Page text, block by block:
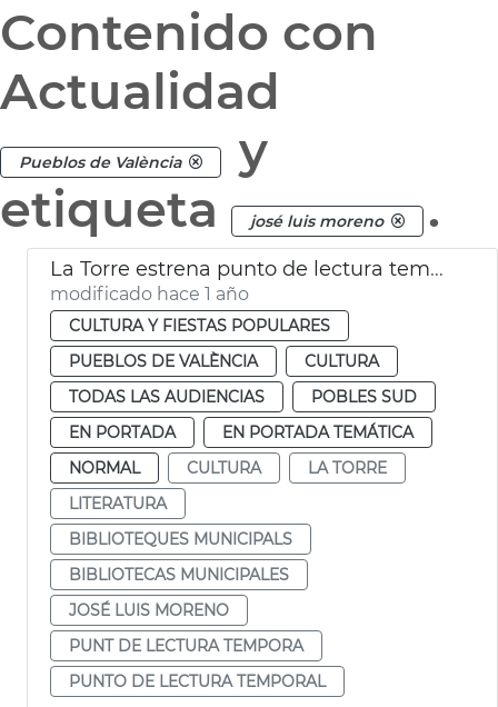
Contenido con
Actualidad
Pueblos de València
y
etiqueta
josé luis moreno .
La Torre estrena punto de lectura temporal
modificado hace 1 año
CULTURA Y FIESTAS POPULARES
PUEBLOS DE VALÈNCIA
CULTURA
TODAS LAS AUDIENCIAS
POBLES SUD
EN PORTADA
EN PORTADA TEMÁTICA
NORMAL
CULTURA
LA TORRE
LITERATURA
BIBLIOTEQUES MUNICIPALS
BIBLIOTECAS MUNICIPALES
JOSÉ LUIS MORENO
PUNT DE LECTURA TEMPORA
PUNTO DE LECTURA TEMPORAL